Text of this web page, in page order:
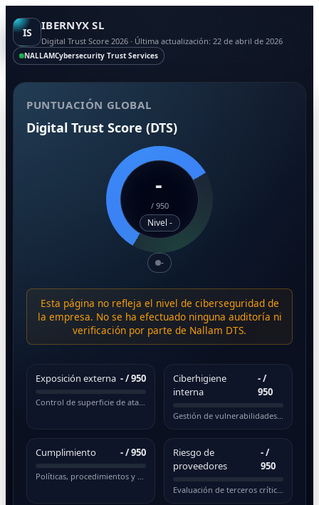
IS IBERNYX SL
Digital Trust Score 2026 · Última actualización: 22 de abril de 2026
NALLAMCybersecurity Trust Services
PUNTUACIÓN GLOBAL
Digital Trust Score (DTS)
-
/ 950
Nivel -
-
Esta página no refleja el nivel de ciberseguridad de
la empresa. No se ha efectuado ninguna auditoría ni
verificación por parte de Nallam DTS.
Exposición externa -/ 950
Control de superficie de ataque pública
Ciberhigiene
interna
-/
950
Gestión de vulnerabilidades y actualizaciones
Cumplimiento -/ 950
Políticas, procedimientos y normativas
Riesgo de
proveedores
-/
950
Evaluación de terceros críticos